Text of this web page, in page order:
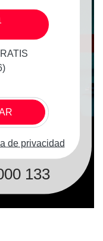
de privacidad
133